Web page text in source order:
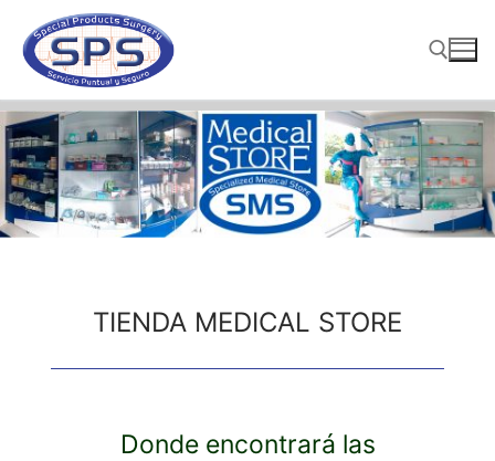
contenido
Buscar:
TIENDA MEDICAL STORE
Donde encontrará las